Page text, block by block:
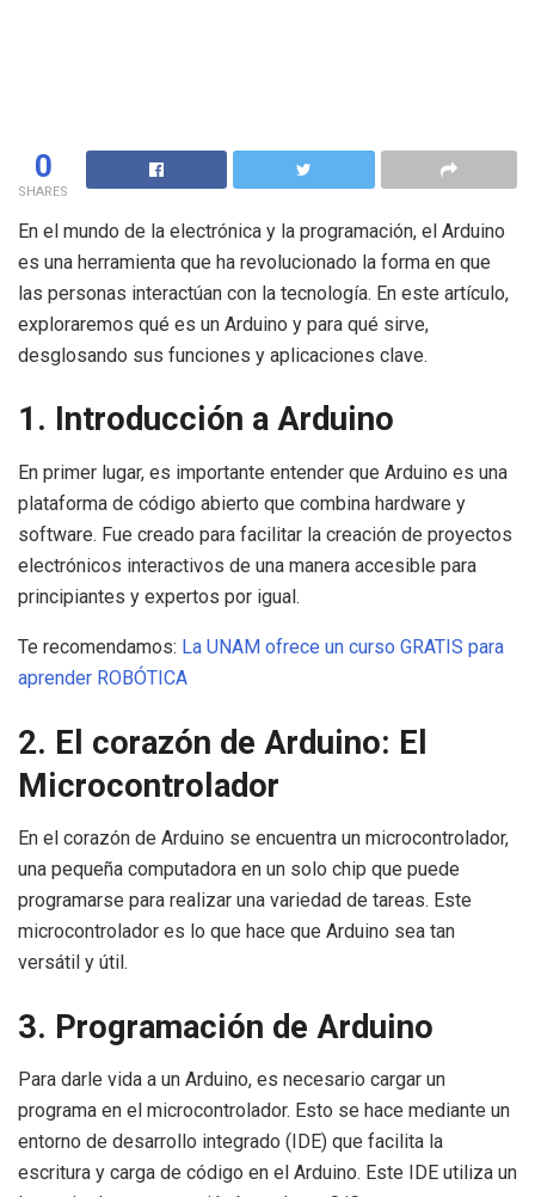
0
SHARES
En el mundo de la electrónica y la programación, el Arduino
es una herramienta que ha revolucionado la forma en que
las personas interactúan con la tecnología. En este artículo,
exploraremos qué es un Arduino y para qué sirve,
desglosando sus funciones y aplicaciones clave.
1. Introducción a Arduino
En primer lugar, es importante entender que Arduino es una
plataforma de código abierto que combina hardware y
software. Fue creado para facilitar la creación de proyectos
electrónicos interactivos de una manera accesible para
principiantes y expertos por igual.
Te recomendamos: La UNAM ofrece un curso GRATIS para
aprender ROBÓTICA
2. El corazón de Arduino: El
Microcontrolador
En el corazón de Arduino se encuentra un microcontrolador,
una pequeña computadora en un solo chip que puede
programarse para realizar una variedad de tareas. Este
microcontrolador es lo que hace que Arduino sea tan
versátil y útil.
3. Programación de Arduino
Para darle vida a un Arduino, es necesario cargar un
programa en el microcontrolador. Esto se hace mediante un
entorno de desarrollo integrado (IDE) que facilita la
escritura y carga de código en el Arduino. Este IDE utiliza un